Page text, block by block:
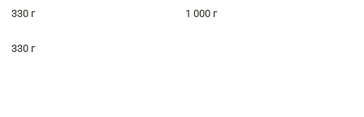
330 г 1 000 г
330 г